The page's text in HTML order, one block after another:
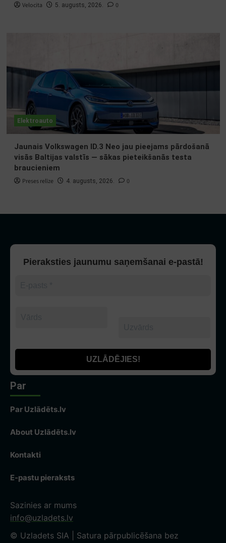
Velocita 5. augusts, 2026. 0
Elektroauto
Jaunais Volkswagen ID.3 Neo jau pieejams pārdošanā
visās Baltijas valstīs — sākas pieteikšanās testa
braucieniem
Preses relīze 4. augusts, 2026. 0
Pieraksties jaunumu saņemšanai e-pastā!
Par
Par Uzlādēts.lv
About Uzlādēts.lv
Kontakti
E-pastu pieraksts
Sazinies ar mums
info@uzladets.lv
© Uzladets SIA | Satura pārpublicēšana bez